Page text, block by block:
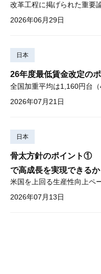
改革工程に掲げられた重要
2026年06月29日
日本
26年度最低賃金改定の
全国加重平均は1,160円台
2026年07月21日
日本
骨太方針のポイント①
で高成長を実現できるか
2026年07月13日